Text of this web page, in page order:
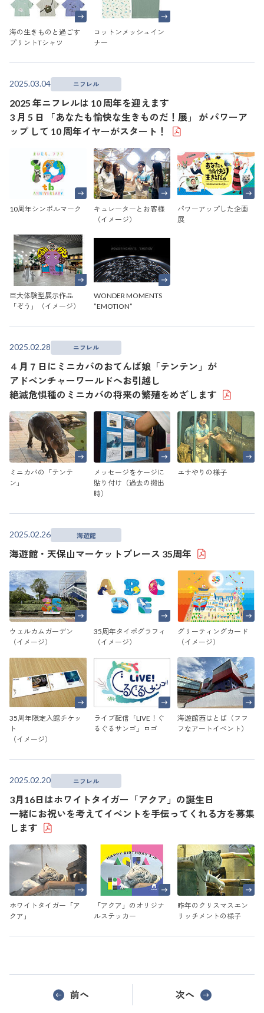
海の生きものと過ごす
プリントTシャツ
コットンメッシュイン
ナー
2025.03.04 ニフレル
2025 年ニフレルは 10 周年を迎えます
3 月 5 日 「あなたも愉快な生きものだ！展」 が パワーア
ップ して 10 周年イヤーがスタート！
10周年シンボルマーク
キュレーターとお客様
（イメージ）
パワーアップした企画
展
巨大体験型展示作品
「ぞう」（イメージ）
WONDER MOMENTS
”EMOTION”
2025.02.28 ニフレル
４月７日にミニカバのおてんば娘「テンテン」が
アドベンチャーワールドへお引越し
絶滅危惧種のミニカバの将来の繁殖をめざします
ミニカバの「テンテ
ン」
メッセージをケージに
貼り付け（過去の搬出
時）
エサやりの様子
2025.02.26 海遊館
海遊館・天保山マーケットプレース 35周年
ウェルカムガーデン
（イメージ）
35周年タイポグラフィ
（イメージ）
グリーティングカード
（イメージ）
35周年限定入館チケッ
ト
（イメージ）
ライブ配信「LIVE！ぐ
るぐるサンゴ」ロゴ
海遊館西はとば（フフ
フなアートイベント）
2025.02.20 ニフレル
3月16日はホワイトタイガー「アクア」の誕生日
一緒にお祝いを考えてイベントを手伝ってくれる方を募集
します
ホワイトタイガー「ア
クア」
「アクア」のオリジナ
ルステッカー
昨年のクリスマスエン
リッチメントの様子
前へ 次へ